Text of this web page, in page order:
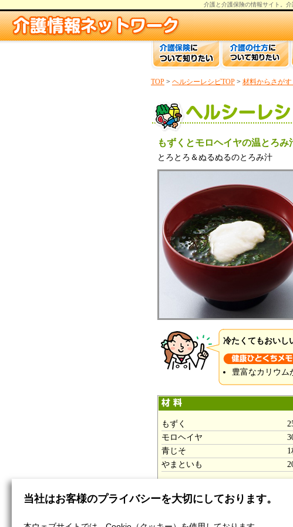
介護と介護保険の情報サイト。 介
TOP > ヘルシーレシピTOP > 材料からさがす
もずくとモロヘイヤの温とろみ
とろとろ＆ぬるぬるのとろみ汁
冷たくてもおいし
豊富なカリウム
もずく
モロヘイヤ
青じそ
1
やまといも
だし
当社はお客様のプライバシーを大切にしております。